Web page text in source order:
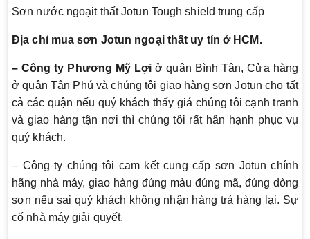
Sơn nước ngoạit thất Jotun Tough shield trung cấp
Địa chỉ mua sơn Jotun ngoại thất uy tín ở HCM.
– Công ty Phương Mỹ Lợi ở quận Bình Tân, Cửa hàng
ở quận Tân Phú và chúng tôi giao hàng sơn Jotun cho tất
cả các quận nếu quý khách thấy giá chúng tôi cạnh tranh
và giao hàng tận nơi thì chúng tôi rất hân hạnh phục vụ
quý khách.
– Công ty chúng tôi cam kết cung cấp sơn Jotun chính
hãng nhà máy, giao hàng đúng màu đúng mã, đúng dòng
sơn nếu sai quý khách không nhận hàng trả hàng lại. Sự
cố nhà máy giải quyết.